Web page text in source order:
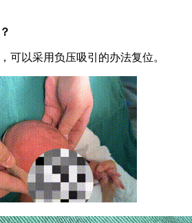
可以采用负压吸引的办法复位。